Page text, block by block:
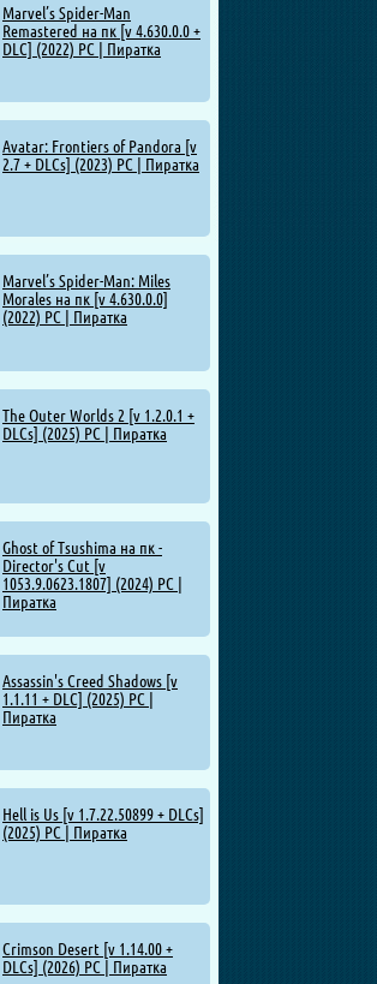
Marvel’s Spider-Man
Remastered на пк [v 4.630.0.0 +
DLC] (2022) PC | Пиратка
Avatar: Frontiers of Pandora [v
2.7 + DLCs] (2023) PC | Пиратка
Marvel’s Spider-Man: Miles
Morales на пк [v 4.630.0.0]
(2022) PC | Пиратка
The Outer Worlds 2 [v 1.2.0.1 +
DLCs] (2025) PC | Пиратка
Ghost of Tsushima на пк -
Director's Cut [v
1053.9.0623.1807] (2024) PC |
Пиратка
Assassin's Creed Shadows [v
1.1.11 + DLC] (2025) PC |
Пиратка
Hell is Us [v 1.7.22.50899 + DLCs]
(2025) PC | Пиратка
Crimson Desert [v 1.14.00 +
DLCs] (2026) PC | Пиратка